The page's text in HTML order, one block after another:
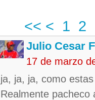
<< < 1 2
Julio Cesar
17 de marzo
ja, ja, ja, como estas
Realmente